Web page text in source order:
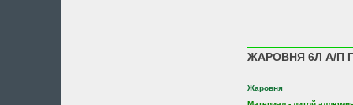
ЖАРОВНЯ 6Л А/П
Жаровня